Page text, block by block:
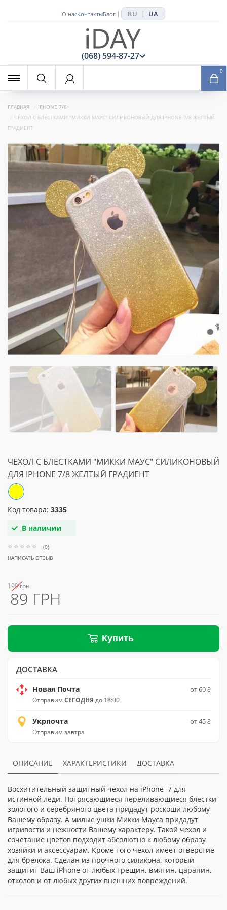
О насКонтактыБлог | RU | UA
(068) 594-87-27
0
ГЛАВНАЯ
IPHONE 7/8
ЧЕХОЛ С БЛЕСТКАМИ "МИККИ МАУС" СИЛИКОНОВЫЙ ДЛЯ IPHONE 7/8 ЖЕЛТЫЙ
ГРАДИЕНТ
+
ЧЕХОЛ С БЛЕСТКАМИ "МИККИ МАУС" СИЛИКОНОВЫЙ
ДЛЯ IPHONE 7/8 ЖЕЛТЫЙ ГРАДИЕНТ
Код товара: 3335
В наличии
(0)
НАПИСАТЬ ОТЗЫВ
199 грн
89 ГРН
Купить
ДОСТАВКА
Новая Почта
Отправим СЕГОДНЯ до 18:00
от 60 ₴
Укрпочта
Отправим завтра
от 45 ₴
ОПИСАНИЕ ХАРАКТЕРИСТИКИ ДОСТАВКА
Восхитительный защитный чехол на iPhone 7 для
истинной леди. Потрясающиеся переливающиеся блестки
золотого и серебряного цвета придадут роскоши любому
Вашему образу. А милые ушки Микки Мауса придадут
игривости и нежности Вашему характеру. Такой чехол и
сочетание цветов подходит абсолютно к любому образу
хозяйки и аксессуарам. Кроме того чехол имеет отверстие
для брелока. Сделан из прочного силикона, который
защитит Ваш iPhone от любых трещин, вмятин, царапин,
отколов и от любых других внешних повреждений.